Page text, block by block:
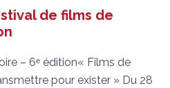
de films de
– 6ᵉ édition« Films de
pour exister » Du 28